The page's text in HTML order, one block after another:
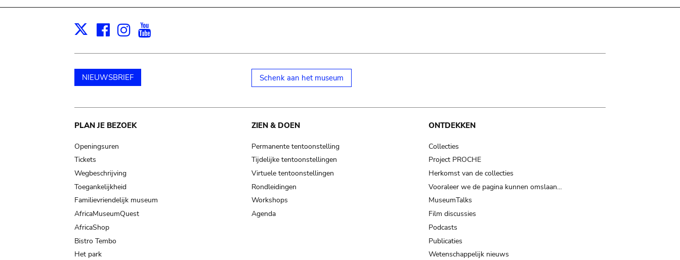
X Facebook
Instagram
NIEUWSBRIEF Schenk aan het museum
Main
navigation
PLAN JE BEZOEK
Openingsuren
Tickets
Wegbeschrijving
Toegankelijkheid
Familievriendelijk museum
AfricaMuseumQuest
AfricaShop
Bistro Tembo
Het park
ZIEN & DOEN
Permanente tentoonstelling
Tijdelijke tentoonstellingen
Virtuele tentoonstellingen
Rondleidingen
Workshops
Agenda
ONTDEKKEN
Collecties
Project PROCHE
Herkomst van de collecties
Vooraleer we de pagina kunnen omslaan…
MuseumTalks
Film discussies
Podcasts
Publicaties
Wetenschappelijk nieuws